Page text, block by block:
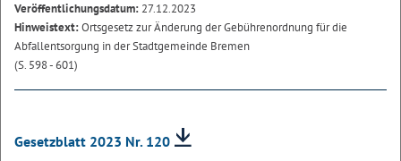
Veröffentlichungsdatum: 27.12.2023
Hinweistext:Ortsgesetz zur Änderung der Gebührenordnung für die
Abfallentsorgung in der Stadtgemeinde Bremen
(S. 598 - 601)
Gesetzblatt 2023 Nr. 120